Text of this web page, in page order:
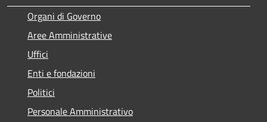
Organi di Governo
Aree Amministrative
Uffici
Enti e fondazioni
Politici
Personale Amministrativo